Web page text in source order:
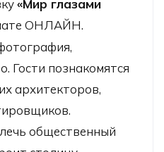
«Мир глазами
ОНЛАЙН.
Гости познакомятся
архитекторов,
общественный